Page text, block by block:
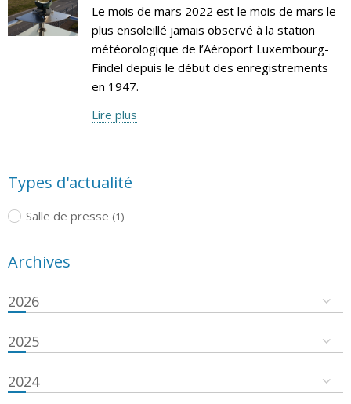
Le mois de mars 2022 est le mois de mars le
plus ensoleillé jamais observé à la station
météorologique de l’Aéroport Luxembourg-
Findel depuis le début des enregistrements
en 1947.
Lire plus
Types d'actualité
Salle de presse (1)
Archives
2026
2025
2024